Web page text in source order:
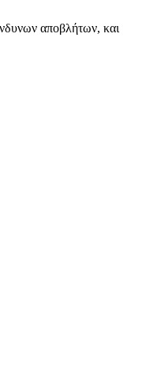
αποβλήτων, και